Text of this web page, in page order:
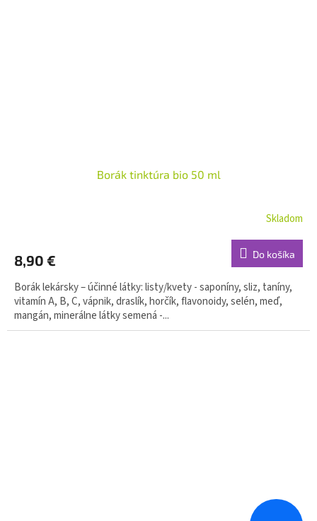
Borák tinktúra bio 50 ml
Skladom
8,90 € Do košíka
Borák lekársky – účinné látky: listy/kvety - saponíny, sliz, taníny,
vitamín A, B, C, vápnik, draslík, horčík, flavonoidy, selén, meď,
mangán, minerálne látky semená -...